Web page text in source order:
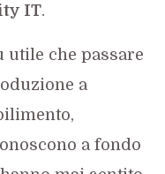
IT.
utile che passare
a
a fondo